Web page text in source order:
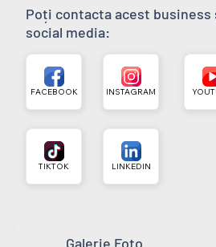
Poți contacta acest business
social media:
FACEBOOK INSTAGRAM
LINKEDIN
TIKTOK
Galerie Foto